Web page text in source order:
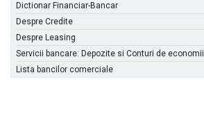
Dictionar Financiar-Bancar
Despre Credite
Despre Leasing
Servicii bancare: Depozite si Conturi de economii
Lista bancilor comerciale